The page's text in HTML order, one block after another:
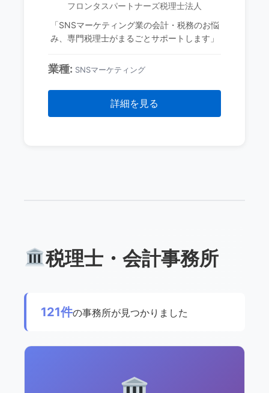
フロンタスパートナーズ税理士法人
「SNSマーケティング業の会計・税務のお悩
み、専門税理士がまるごとサポートします」
業種: SNSマーケティング
詳細を見る
税理士・会計事務所
121件の事務所が見つかりました